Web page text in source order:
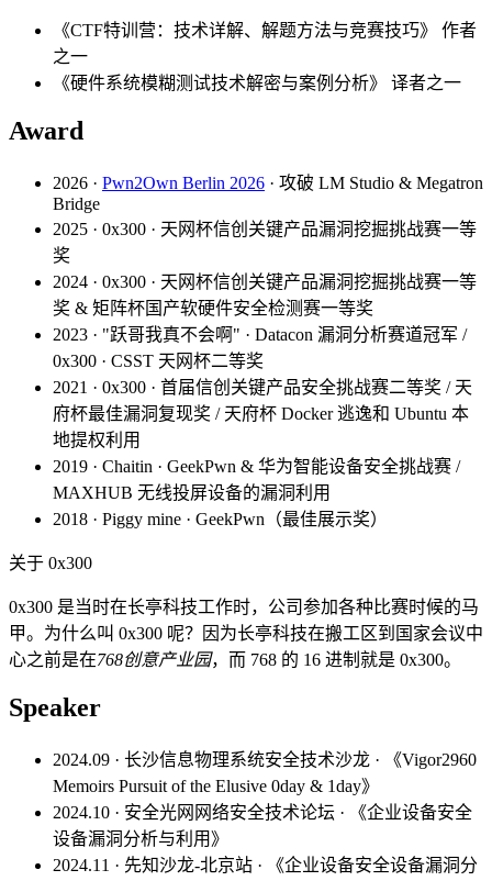
《CTF特训营：技术详解、解题方法与竞赛技巧》 作者
之一
《硬件系统模糊测试技术解密与案例分析》 译者之一
Award
2026 · Pwn2Own Berlin 2026 · 攻破 LM Studio & Megatron
Bridge
2025 · 0x300 · 天网杯信创关键产品漏洞挖掘挑战赛一等
奖
2024 · 0x300 · 天网杯信创关键产品漏洞挖掘挑战赛一等
奖 & 矩阵杯国产软硬件安全检测赛一等奖
2023 · "跃哥我真不会啊" · Datacon 漏洞分析赛道冠军 /
0x300 · CSST 天网杯二等奖
2021 · 0x300 · 首届信创关键产品安全挑战赛二等奖 / 天
府杯最佳漏洞复现奖 / 天府杯 Docker 逃逸和 Ubuntu 本
地提权利用
2019 · Chaitin · GeekPwn & 华为智能设备安全挑战赛 /
MAXHUB 无线投屏设备的漏洞利用
2018 · Piggy mine · GeekPwn（最佳展示奖）
关于 0x300
0x300 是当时在长亭科技工作时，公司参加各种比赛时候的马
甲。为什么叫 0x300 呢？因为长亭科技在搬工区到国家会议中
心之前是在768创意产业园，而 768 的 16 进制就是 0x300。
Speaker
2024.09 · 长沙信息物理系统安全技术沙龙 · 《Vigor2960
Memoirs Pursuit of the Elusive 0day & 1day》
2024.10 · 安全光网网络安全技术论坛 · 《企业设备安全
设备漏洞分析与利用》
2024.11 · 先知沙龙-北京站 · 《企业设备安全设备漏洞分